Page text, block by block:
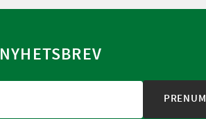
NYHETSBREV